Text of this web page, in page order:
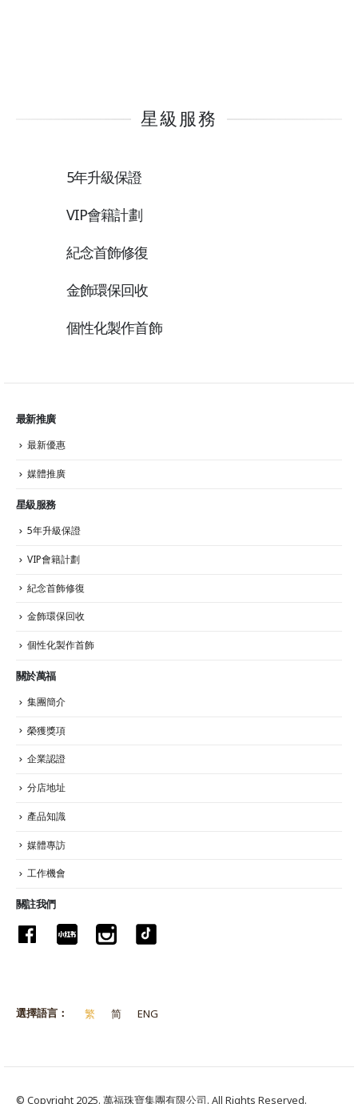
星級服務
5年升級保證
VIP會籍計劃
紀念首飾修復
金飾環保回收
個性化製作首飾
最新推廣
最新優惠
媒體推廣
星級服務
5年升級保證
VIP會籍計劃
紀念首飾修復
金飾環保回收
個性化製作首飾
關於萬福
集團簡介
榮獲獎項
企業認證
分店地址
產品知識
媒體專訪
工作機會
關註我們
選擇語言： 繁 简 ENG
© Copyright 2025. 萬福珠寶集團有限公司. All Rights Reserved.